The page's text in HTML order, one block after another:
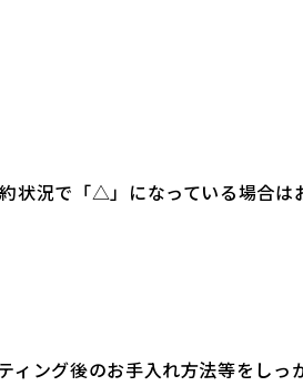
状況で「△」になっている場合は
ィング後のお手入れ方法等をしっ